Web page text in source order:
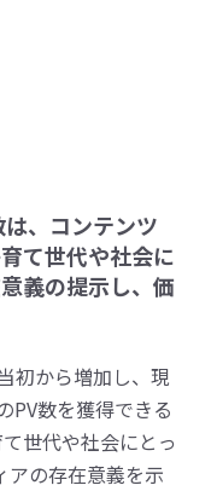
は、コンテンツ
て世代や社会に
義の提示し、価
初から増加し、現
PV数を獲得できる
世代や社会にとっ
アの存在意義を示